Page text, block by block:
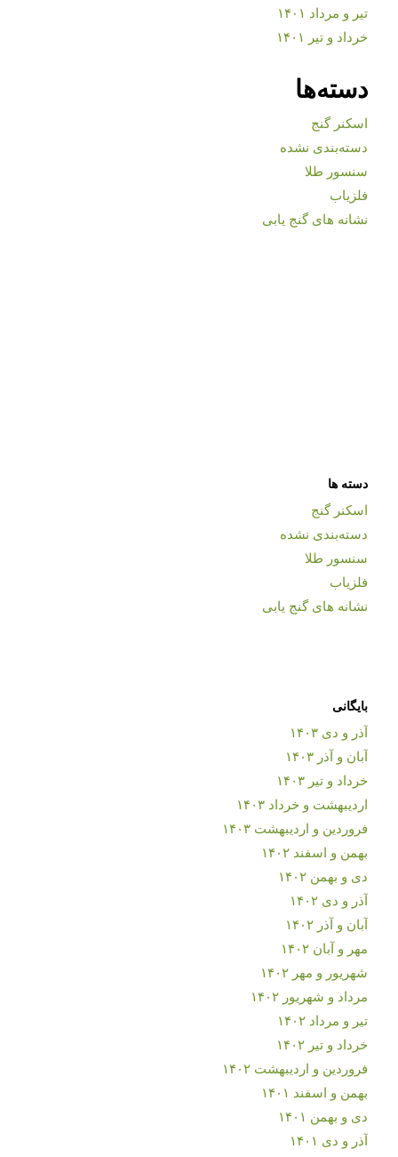
تیر و مرداد ۱۴۰۱
خرداد و تیر ۱۴۰۱
دسته‌ها
اسکنر گنج
دسته‌بندی نشده
سنسور طلا
فلزیاب
نشانه های گنج یابی
دسته ها
اسکنر گنج
دسته‌بندی نشده
سنسور طلا
فلزیاب
نشانه های گنج یابی
بایگانی
آذر و دی ۱۴۰۳
آبان و آذر ۱۴۰۳
خرداد و تیر ۱۴۰۳
اردیبهشت و خرداد ۱۴۰۳
فروردین و اردیبهشت ۱۴۰۳
بهمن و اسفند ۱۴۰۲
دی و بهمن ۱۴۰۲
آذر و دی ۱۴۰۲
آبان و آذر ۱۴۰۲
مهر و آبان ۱۴۰۲
شهریور و مهر ۱۴۰۲
مرداد و شهریور ۱۴۰۲
تیر و مرداد ۱۴۰۲
خرداد و تیر ۱۴۰۲
فروردین و اردیبهشت ۱۴۰۲
بهمن و اسفند ۱۴۰۱
دی و بهمن ۱۴۰۱
آذر و دی ۱۴۰۱